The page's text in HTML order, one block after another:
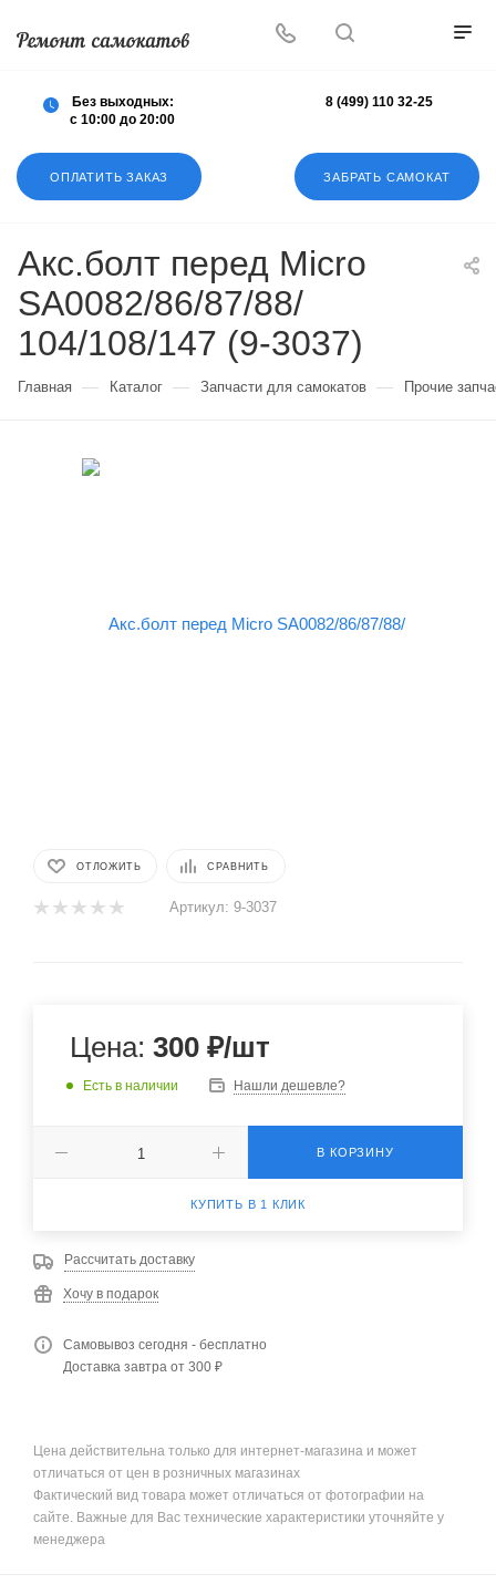
ОПЛАТИТЬ ЗАКАЗ ЗАБРАТЬ САМОКАТ
Без выходных:
с 10:00 до 20:00
8 (499) 110 32-25
Акс.болт перед Micro
SA0082/86/87/88/
104/108/147 (9-3037)
Главная — Каталог — Запчасти для самокатов — Прочие
ОТЛОЖИТЬ СРАВНИТЬ
Артикул: 9-3037
Цена: 300 ₽/шт
Есть в наличии Нашли дешевле?
В КОРЗИНУ
КУПИТЬ В 1 КЛИК
Рассчитать доставку
Хочу в подарок
Самовывоз сегодня - бесплатно
Доставка завтра от 300 ₽
Цена действительна только для интернет-магазина и может
отличаться от цен в розничных магазинах
Фактический вид товара может отличаться от фотографии на
сайте. Важные для Вас технические характеристики уточняйте у
менеджера